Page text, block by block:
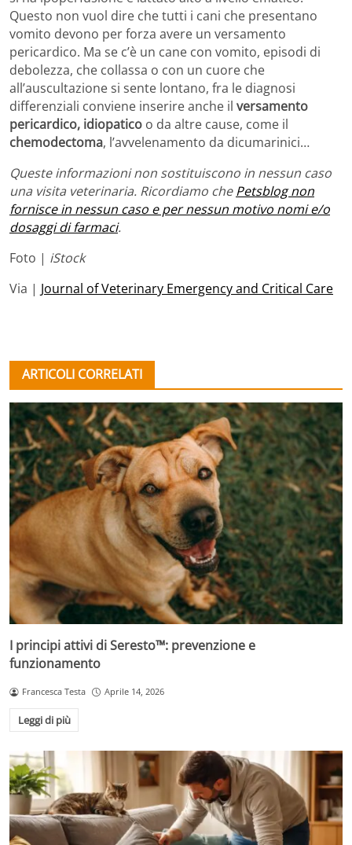
Questo non vuol dire che tutti i cani che presentano
vomito devono per forza avere un versamento
pericardico. Ma se c’è un cane con vomito, episodi di
debolezza, che collassa o con un cuore che
all’auscultazione si sente lontano, fra le diagnosi
differenziali conviene inserire anche il versamento
pericardico, idiopatico o da altre cause, come il
chemodectoma, l’avvelenamento da dicumarinici…
Queste informazioni non sostituiscono in nessun caso
una visita veterinaria. Ricordiamo chePetsblog non
fornisce in nessun caso e per nessun motivo nomi e/o
dosaggi di farmaci.
Foto | iStock
Via | Journal of Veterinary Emergency and Critical Care
ARTICOLI CORRELATI
I principi attivi di Seresto™: prevenzione e
funzionamento
Francesca Testa Aprile 14, 2026
Leggi di più